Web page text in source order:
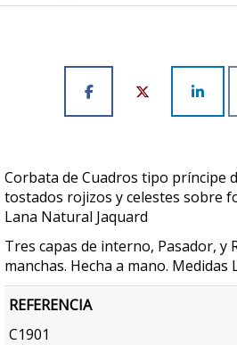
Corbata de Cuadros tipo príncipe
tostados rojizos y celestes sobre
Lana Natural Jaquard
Tres capas de interno, Pasador, y
manchas. Hecha a mano. Medidas
REFERENCIA
C1901